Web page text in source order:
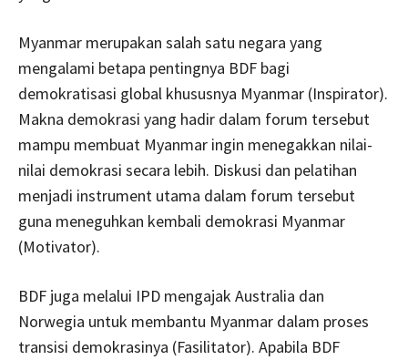
Myanmar merupakan salah satu negara yang
mengalami betapa pentingnya BDF bagi
demokratisasi global khususnya Myanmar (Inspirator).
Makna demokrasi yang hadir dalam forum tersebut
mampu membuat Myanmar ingin menegakkan nilai-
nilai demokrasi secara lebih. Diskusi dan pelatihan
menjadi instrument utama dalam forum tersebut
guna meneguhkan kembali demokrasi Myanmar
(Motivator).
BDF juga melalui IPD mengajak Australia dan
Norwegia untuk membantu Myanmar dalam proses
transisi demokrasinya (Fasilitator). Apabila BDF